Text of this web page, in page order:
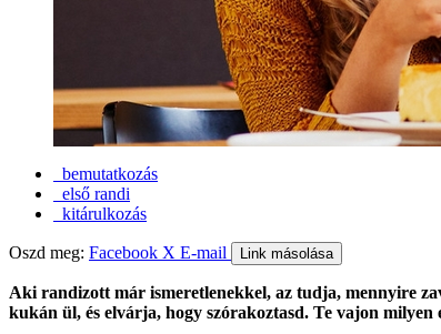
bemutatkozás
első randi
kitárulkozás
Oszd meg: Facebook X E-mail Link másolása
Aki randizott már ismeretlenekkel, az tudja, mennyire
kukán ül, és elvárja, hogy szórakoztasd. Te vajon